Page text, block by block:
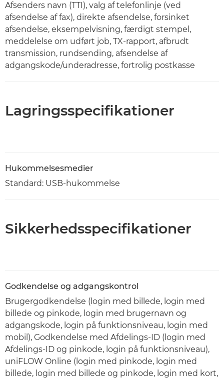
Afsenders navn (TTI), valg af telefonlinje (ved
afsendelse af fax), direkte afsendelse, forsinket
afsendelse, eksempelvisning, færdigt stempel,
meddelelse om udført job, TX-rapport, afbrudt
transmission, rundsending, afsendelse af
adgangskode/underadresse, fortrolig postkasse
Lagringsspecifikationer
Hukommelsesmedier
Standard: USB-hukommelse
Sikkerhedsspecifikationer
Godkendelse og adgangskontrol
Brugergodkendelse (login med billede, login med
billede og pinkode, login med brugernavn og
adgangskode, login på funktionsniveau, login med
mobil), Godkendelse med Afdelings-ID (login med
Afdelings-ID og pinkode, login på funktionsniveau),
uniFLOW Online (login med pinkode, login med
billede, login med billede og pinkode, login med kort,